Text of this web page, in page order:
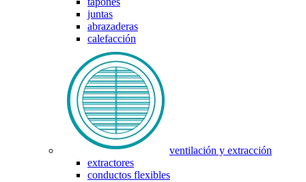
juntas
abrazaderas
calefacción
ventilación y extracción
extractores
conductos flexibles